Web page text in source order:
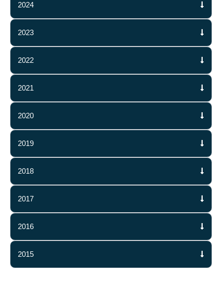
2024
2023
2022
2021
2020
2019
2018
2017
2016
2015